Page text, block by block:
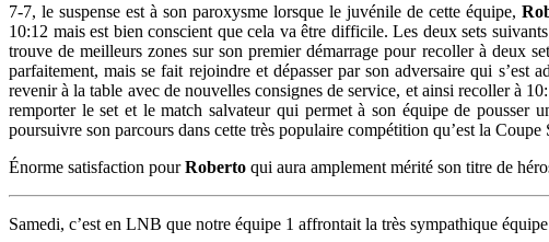
7-7, le suspense est à son paroxysme lorsque le juvénile de cette équipe,
10:12 mais est bien conscient que cela va être difficile. Les deux sets
trouve de meilleurs zones sur son premier démarrage pour recoller à deux
parfaitement, mais se fait rejoindre et dépasser par son adversaire qui
revenir à la table avec de nouvelles consignes de service, et ainsi recoller à
remporter le set et le match salvateur qui permet à son équipe de pousser
poursuivre son parcours dans cette très populaire compétition qu’est la Coupe
Énorme satisfaction pourRoberto qui aura amplement mérité son titre de
Samedi, c’est en LNB que notre équipe 1 affrontait la très sympathique